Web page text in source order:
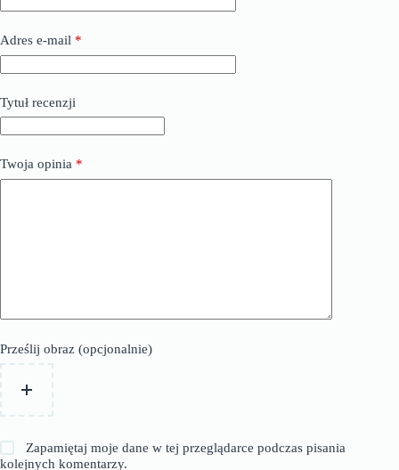
Adres e-mail *
Tytuł recenzji
Twoja opinia *
Prześlij obraz (opcjonalnie)
Zapamiętaj moje dane w tej przeglądarce podczas pisania
kolejnych komentarzy.